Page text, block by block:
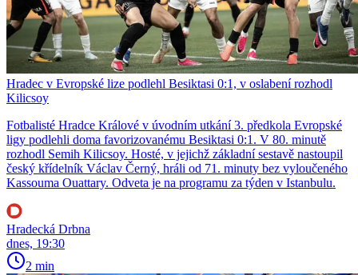
Hradec v Evropské lize podlehl Besiktasi 0:1, v oslabení rozhodl
Kilicsoy
Fotbalisté Hradce Králové v úvodním utkání 3. předkola Evropské
ligy podlehli doma favorizovanému Besiktasi 0:1. V 80. minutě
rozhodl Semih Kilicsoy. Hosté, v jejichž základní sestavě nastoupil
český křídelník Václav Černý, hráli od 71. minuty bez vyloučeného
Kassouma Ouattary. Odveta je na programu za týden v Istanbulu.
Hradecká Drbna
dnes, 19:30
2 min